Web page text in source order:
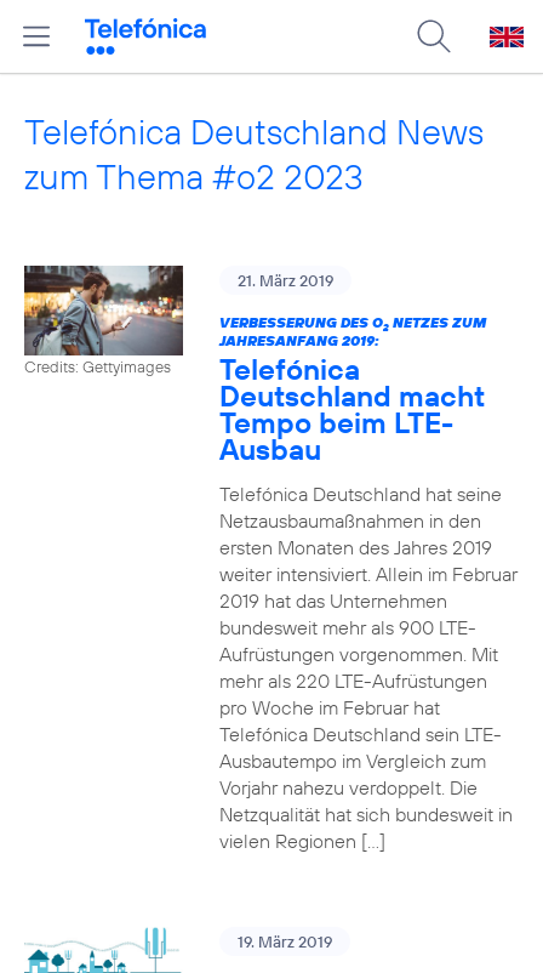
Telefónica Deutschland News
zum Thema #o2 2023
Credits: Gettyimages
21. März 2019
VERBESSERUNG DES O2NETZES ZUM
JAHRESANFANG 2019:
Telefónica
Deutschland macht
Tempo beim LTE-
Ausbau
Telefónica Deutschland hat seine
Netzausbaumaßnahmen in den
ersten Monaten des Jahres 2019
weiter intensiviert. Allein im Februar
2019 hat das Unternehmen
bundesweit mehr als 900 LTE-
Aufrüstungen vorgenommen. Mit
mehr als 220 LTE-Aufrüstungen
pro Woche im Februar hat
Telefónica Deutschland sein LTE-
Ausbautempo im Vergleich zum
Vorjahr nahezu verdoppelt. Die
Netzqualität hat sich bundesweit in
vielen Regionen […]
19. März 2019